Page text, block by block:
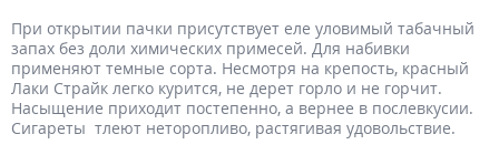
При открытии пачки присутствует еле уловимый табачный
запах без доли химических примесей. Для набивки
применяют темные сорта. Несмотря на крепость, красный
Лаки Страйк легко курится, не дерет горло и не горчит.
Насыщение приходит постепенно, а вернее в послевкусии.
Сигареты тлеют неторопливо, растягивая удовольствие.